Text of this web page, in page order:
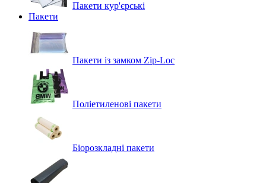
Пакети кур'єрські
Пакети
Пакети із замком Zip-Loc
Поліетиленові пакети
Біорозкладні пакети